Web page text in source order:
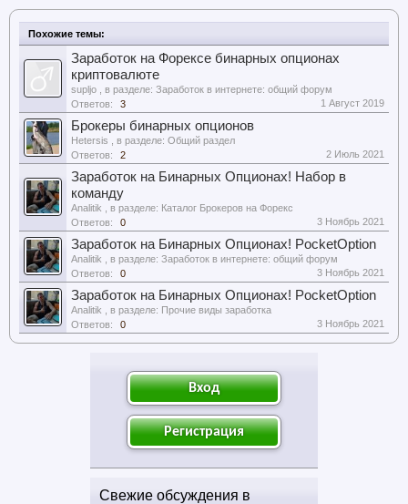
Похожие темы:
Заработок на Форексе бинарных опционах
криптовалюте
supljo , в разделе: Заработок в интернете: общий форум
Ответов:
3 1 Август 2019
Брокеры бинарных опционов
Hetersis , в разделе: Общий раздел
Ответов:
2 2 Июль 2021
Заработок на Бинарных Опционах! Набор в
команду
Analitik , в разделе: Каталог Брокеров на Форекс
Ответов:
0 3 Ноябрь 2021
Заработок на Бинарных Опционах! PocketOption
Analitik , в разделе: Заработок в интернете: общий форум
Ответов:
0 3 Ноябрь 2021
Заработок на Бинарных Опционах! PocketOption
Analitik , в разделе: Прочие виды заработка
Ответов:
0 3 Ноябрь 2021
Вход
Регистрация
Свежие обсуждения в